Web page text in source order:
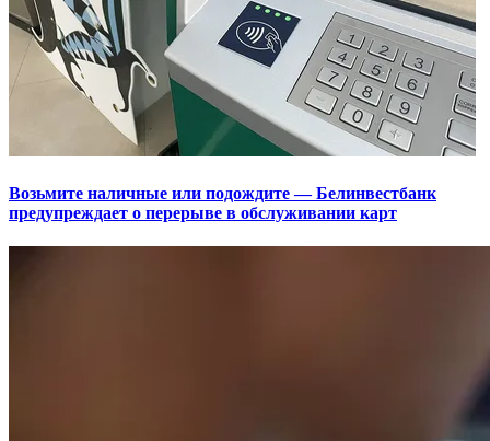
Возьмите наличные или подождите — Белинвестбанк
предупреждает о перерыве в обслуживании карт